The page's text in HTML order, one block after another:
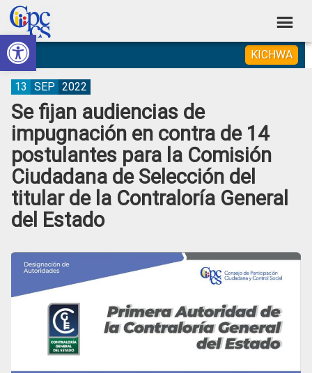
Abrir barra de herramientas
Skip
to
primary
navigation
Skip
to
main
content
Skip
to
primary
sidebar
Skip
to
footer
Consejo
de
Participación
Ciudadana
Control
Social
Construyendo
Poder
Ciudadano
KICHWA
Se fijan audiencias de
impugnación en contra de 14
postulantes para la Comisión
Ciudadana de Selección del
titular de la Contraloría General
del Estado
13 SEP 2022